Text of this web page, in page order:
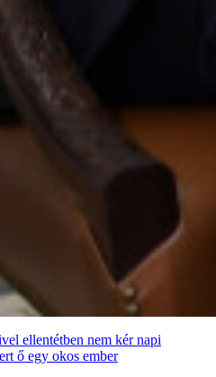
ellentétben nem kér napi
ő egy okos ember